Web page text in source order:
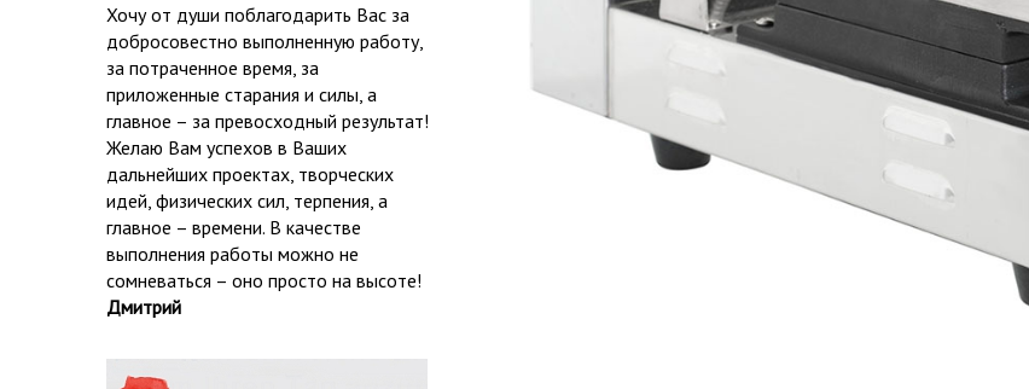
Хочу от души поблагодарить Вас за
добросовестно выполненную работу,
за потраченное время, за
приложенные старания и силы, а
главное – за превосходный результат!
Желаю Вам успехов в Ваших
дальнейших проектах, творческих
идей, физических сил, терпения, а
главное – времени. В качестве
выполнения работы можно не
сомневаться – оно просто на высоте!
Дмитрий